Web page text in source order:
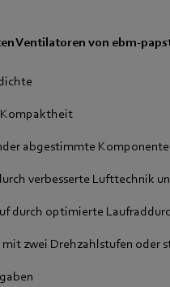
Ventilatoren von ebm-
Kompaktheit
abgestimmte
verbesserte Lufttechnik
durch optimierte
zwei Drehzahlstufen oder